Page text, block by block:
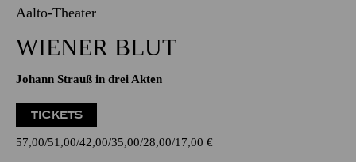
Aalto-Theater
WIENER BLUT
Johann Strauß in drei Akten
TICKETS
57,00 51,00 42,00 35,00 28,00 17,00 €